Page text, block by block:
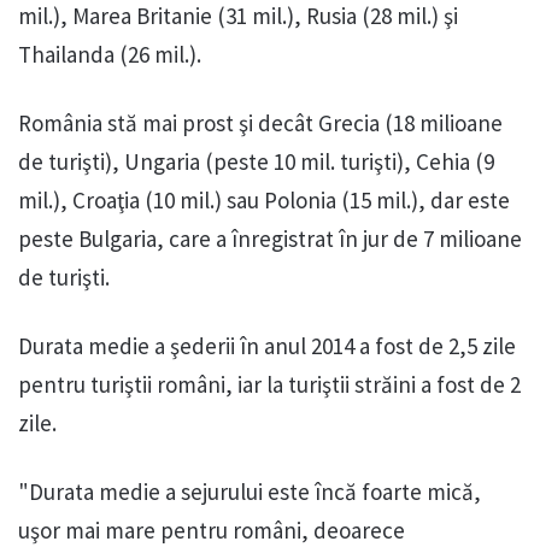
mil.), Marea Britanie (31 mil.), Rusia (28 mil.) şi
Thailanda (26 mil.).
România stă mai prost şi decât Grecia (18 milioane
de turişti), Ungaria (peste 10 mil. turişti), Cehia (9
mil.), Croaţia (10 mil.) sau Polonia (15 mil.), dar este
peste Bulgaria, care a înregistrat în jur de 7 milioane
de turişti.
Durata medie a şederii în anul 2014 a fost de 2,5 zile
pentru turiştii români, iar la turiştii străini a fost de 2
zile.
"Durata medie a sejurului este încă foarte mică,
uşor mai mare pentru români, deoarece